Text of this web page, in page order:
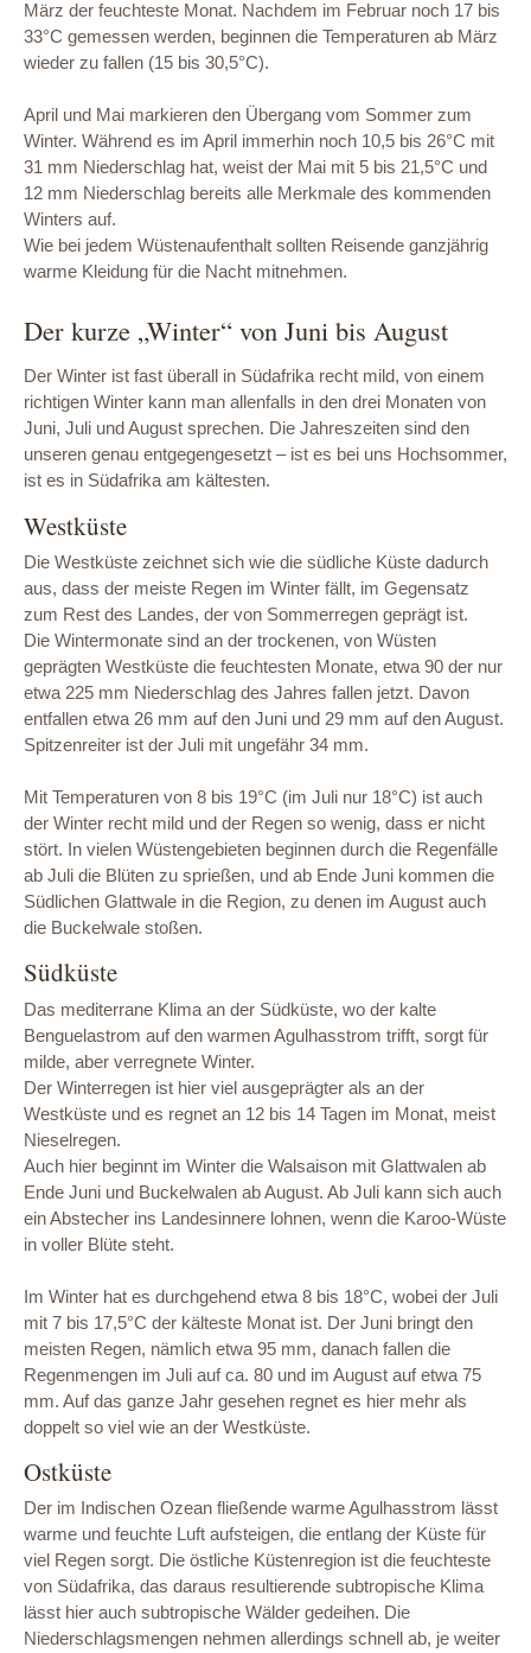
März der feuchteste Monat. Nachdem im Februar noch 17 bis
33°C gemessen werden, beginnen die Temperaturen ab März
wieder zu fallen (15 bis 30,5°C).
April und Mai markieren den Übergang vom Sommer zum
Winter. Während es im April immerhin noch 10,5 bis 26°C mit
31 mm Niederschlag hat, weist der Mai mit 5 bis 21,5°C und
12 mm Niederschlag bereits alle Merkmale des kommenden
Winters auf.
Wie bei jedem Wüstenaufenthalt sollten Reisende ganzjährig
warme Kleidung für die Nacht mitnehmen.
Der kurze „Winter“ von Juni bis August
Der Winter ist fast überall in Südafrika recht mild, von einem
richtigen Winter kann man allenfalls in den drei Monaten von
Juni, Juli und August sprechen. Die Jahreszeiten sind den
unseren genau entgegengesetzt – ist es bei uns Hochsommer,
ist es in Südafrika am kältesten.
Westküste
Die Westküste zeichnet sich wie die südliche Küste dadurch
aus, dass der meiste Regen im Winter fällt, im Gegensatz
zum Rest des Landes, der von Sommerregen geprägt ist.
Die Wintermonate sind an der trockenen, von Wüsten
geprägten Westküste die feuchtesten Monate, etwa 90 der nur
etwa 225 mm Niederschlag des Jahres fallen jetzt. Davon
entfallen etwa 26 mm auf den Juni und 29 mm auf den August.
Spitzenreiter ist der Juli mit ungefähr 34 mm.
Mit Temperaturen von 8 bis 19°C (im Juli nur 18°C) ist auch
der Winter recht mild und der Regen so wenig, dass er nicht
stört. In vielen Wüstengebieten beginnen durch die Regenfälle
ab Juli die Blüten zu sprießen, und ab Ende Juni kommen die
Südlichen Glattwale in die Region, zu denen im August auch
die Buckelwale stoßen.
Südküste
Das mediterrane Klima an der Südküste, wo der kalte
Benguelastrom auf den warmen Agulhasstrom trifft, sorgt für
milde, aber verregnete Winter.
Der Winterregen ist hier viel ausgeprägter als an der
Westküste und es regnet an 12 bis 14 Tagen im Monat, meist
Nieselregen.
Auch hier beginnt im Winter die Walsaison mit Glattwalen ab
Ende Juni und Buckelwalen ab August. Ab Juli kann sich auch
ein Abstecher ins Landesinnere lohnen, wenn die Karoo-Wüste
in voller Blüte steht.
Im Winter hat es durchgehend etwa 8 bis 18°C, wobei der Juli
mit 7 bis 17,5°C der kälteste Monat ist. Der Juni bringt den
meisten Regen, nämlich etwa 95 mm, danach fallen die
Regenmengen im Juli auf ca. 80 und im August auf etwa 75
mm. Auf das ganze Jahr gesehen regnet es hier mehr als
doppelt so viel wie an der Westküste.
Ostküste
Der im Indischen Ozean fließende warme Agulhasstrom lässt
warme und feuchte Luft aufsteigen, die entlang der Küste für
viel Regen sorgt. Die östliche Küstenregion ist die feuchteste
von Südafrika, das daraus resultierende subtropische Klima
lässt hier auch subtropische Wälder gedeihen. Die
Niederschlagsmengen nehmen allerdings schnell ab, je weiter